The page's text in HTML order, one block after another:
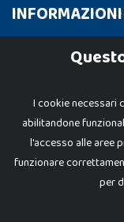
Cookie Policy
I cookie necessari
abilitandone
l'accesso alle aree
funzionare
per